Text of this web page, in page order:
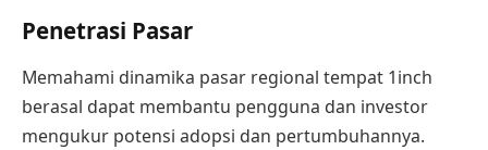
Penetrasi Pasar
Memahami dinamika pasar regional tempat 1inch
berasal dapat membantu pengguna dan investor
mengukur potensi adopsi dan pertumbuhannya.